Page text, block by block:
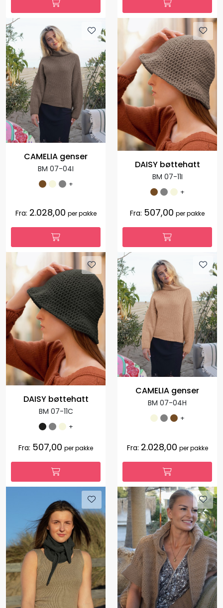
CAMELIA genser
BM 07-04I
+
Fra: 2.028,00 per pakke
DAISY bøttehatt
BM 07-11I
+
Fra: 507,00 per pakke
DAISY bøttehatt
BM 07-11C
+
Fra: 507,00 per pakke
CAMELIA genser
BM 07-04H
+
Fra: 2.028,00 per pakke